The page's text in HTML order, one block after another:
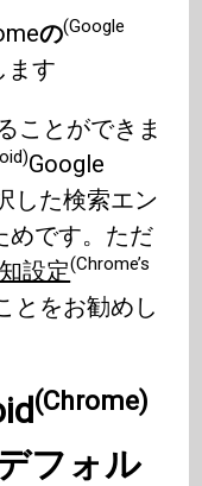
の(Google
ます
ことができま
Google
した検索エン
めです。ただ
設定(Chrome’s
とをお勧めし
(Chrome)
フォル